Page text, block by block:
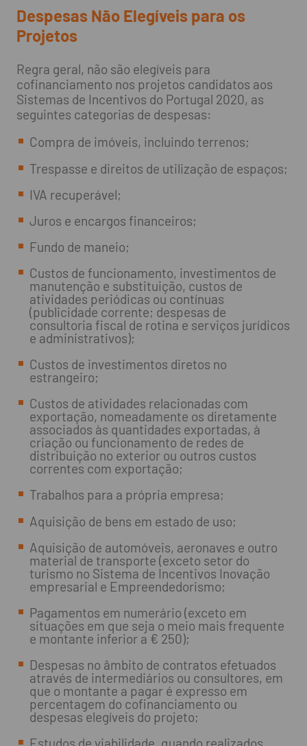
Despesas Não Elegíveis para os
Projetos
Regra geral, não são elegíveis para
cofinanciamento nos projetos candidatos aos
Sistemas de Incentivos do Portugal 2020, as
seguintes categorias de despesas:
Compra de imóveis, incluindo terrenos;
Trespasse e direitos de utilização de espaços;
IVA recuperável;
Juros e encargos financeiros;
Fundo de maneio;
Custos de funcionamento, investimentos de
manutenção e substituição, custos de
atividades periódicas ou contínuas
(publicidade corrente; despesas de
consultoria fiscal de rotina e serviços jurídicos
e administrativos);
Custos de investimentos diretos no
estrangeiro;
Custos de atividades relacionadas com
exportação, nomeadamente os diretamente
associados às quantidades exportadas, à
criação ou funcionamento de redes de
distribuição no exterior ou outros custos
correntes com exportação;
Trabalhos para a própria empresa;
Aquisição de bens em estado de uso;
Aquisição de automóveis, aeronaves e outro
material de transporte (exceto setor do
turismo no Sistema de Incentivos Inovação
empresarial e Empreendedorismo;
Pagamentos em numerário (exceto em
situações em que seja o meio mais frequente
e montante inferior a € 250);
Despesas no âmbito de contratos efetuados
através de intermediários ou consultores, em
que o montante a pagar é expresso em
percentagem do cofinanciamento ou
despesas elegíveis do projeto;